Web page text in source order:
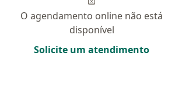
O agendamento online não está
disponível
Solicite um atendimento